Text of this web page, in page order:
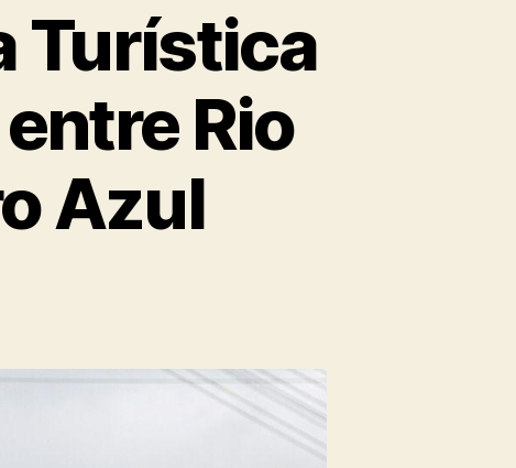
Turística
Rio
Azul